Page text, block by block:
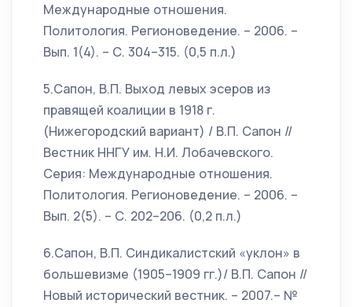
Международные отношения.
Политология. Регионоведение. – 2006. –
Вып. 1(4). – С. 304–315. (0,5 п.л.)
5.Сапон, В.П. Выход левых эсеров из
правящей коалиции в 1918 г.
(Нижегородский вариант) / В.П. Сапон //
Вестник ННГУ им. Н.И. Лобачевского.
Серия: Международные отношения.
Политология. Регионоведение. – 2006. –
Вып. 2(5). – С. 202–206. (0,2 п.л.)
6.Сапон, В.П. Синдикалистский «уклон» в
большевизме (1905–1909 гг.)/ В.П. Сапон //
Новый исторический вестник. – 2007.– №